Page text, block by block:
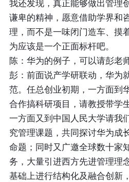
我还发现，真正能够做出管理
谦卑的精神，愿意借助学界和
理，而不是一味闭门造车、摸
为应该是一个正面标杆吧。
陈：华为的例子，可以请彭老
彭：前面说产学研联动，华为
范。任总创业初期，一方面到
合作搞科研项目，请教授带学
一方面又到中国人民大学请我
究管理课题，共同探讨华为成
命题；同时又广邀全球数十家
务，大量引进西方先进管理理
基础上进行结构化及融合创新